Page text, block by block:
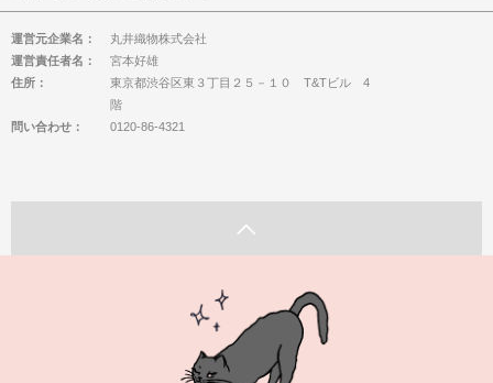
運営元企業名：
丸井織物株式会社
運営責任者名：
宮本好雄
住所：
東京都渋谷区東３丁目２５－１０ T&Tビル 4
階
問い合わせ：
0120-86-4321